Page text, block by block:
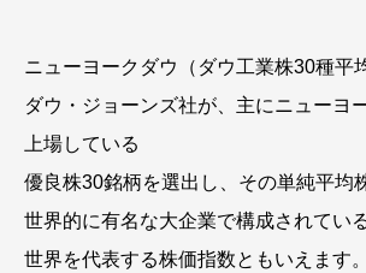
ニューヨークダウ（ダウ工業株30種平
ダウ・ジョーンズ社が、主にニューヨ
上場している
優良株30銘柄を選出し、その単純平均
世界的に有名な大企業で構成されてい
世界を代表する株価指数ともいえます。